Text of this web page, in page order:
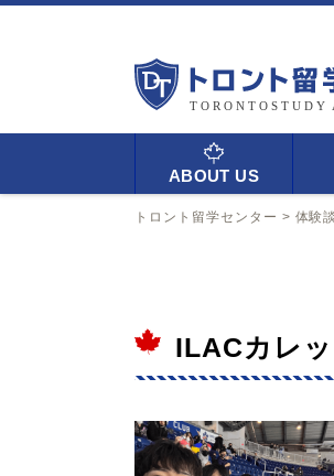
ABOUT US
トロント留学センター > 体験談
ILACカレ